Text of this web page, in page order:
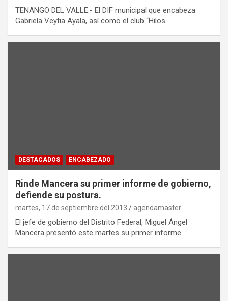
TENANGO DEL VALLE.- El DIF municipal que encabeza
Gabriela Veytia Ayala, así como el club “Hilos…
DESTACADOS ENCABEZADO
Rinde Mancera su primer informe de gobierno,
defiende su postura.
martes, 17 de septiembre del 2013 agendamaster
El jefe de gobierno del Distrito Federal, Miguel Ángel
Mancera presentó este martes su primer informe…